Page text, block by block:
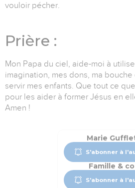
vouloir pécher.
Prière :
Mon Papa du ciel, aide-moi à
imagination, mes dons, ma
servir mes enfants. Que tout ce
pour les aider à former Jésus en
Amen !
Marie
S'abonner à
Famille & co
S'abonner à